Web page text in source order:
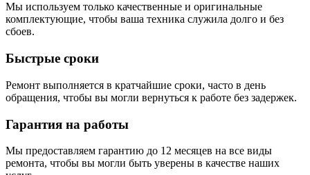
Мы используем только качественные и оригинальные
комплектующие, чтобы ваша техника служила долго и без
сбоев.
Быстрые сроки
Ремонт выполняется в кратчайшие сроки, часто в день
обращения, чтобы вы могли вернуться к работе без задержек.
Гарантия на работы
Мы предоставляем гарантию до 12 месяцев на все виды
ремонта, чтобы вы могли быть уверены в качестве наших